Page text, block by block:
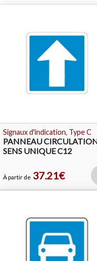
Signaux d'indication, Type C
PANNEAU
SENS UNIQUE C12
À partir de 37.21€